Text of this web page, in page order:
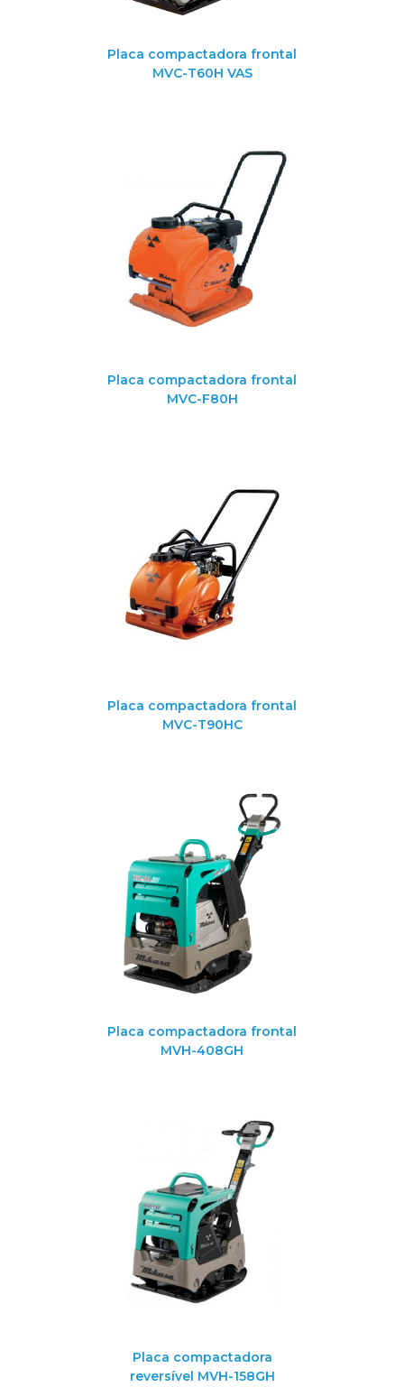
Placa compactadora frontal
MVC-T60H VAS
Placa compactadora frontal
MVC-F80H
Placa compactadora frontal
MVC-T90HC
Placa compactadora frontal
MVH-408GH
Placa compactadora
reversível MVH-158GH